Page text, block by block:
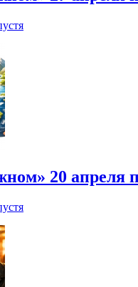
20 апреля